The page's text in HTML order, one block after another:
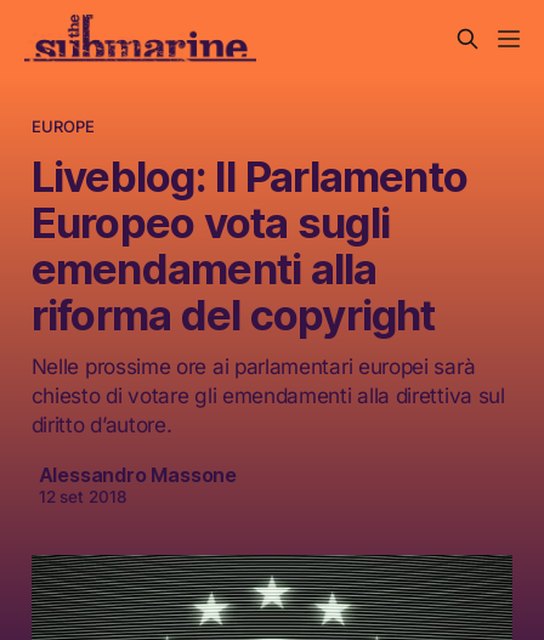
EUROPE
Liveblog: Il Parlamento
Europeo vota sugli
emendamenti alla
riforma del copyright
Nelle prossime ore ai parlamentari europei sarà
chiesto di votare gli emendamenti alla direttiva sul
diritto d’autore.
Alessandro Massone
12 set 2018